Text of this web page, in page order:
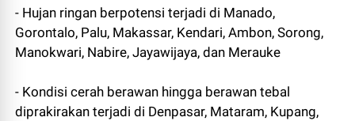
- Hujan ringan berpotensi terjadi di Manado,
Gorontalo, Palu, Makassar, Kendari, Ambon, Sorong,
Manokwari, Nabire, Jayawijaya, dan Merauke
- Kondisi cerah berawan hingga berawan tebal
diprakirakan terjadi di Denpasar, Mataram, Kupang,